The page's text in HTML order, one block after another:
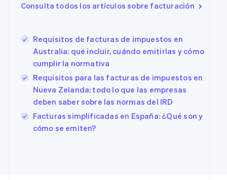
Consulta todos los artículos sobre facturación
Requisitos de facturas de impuestos en
Australia: qué incluir, cuándo emitirlas y cómo
cumplir la normativa
Requisitos para las facturas de impuestos en
Nueva Zelanda: todo lo que las empresas
deben saber sobre las normas del IRD
Facturas simplificadas en España: ¿Qué son y
cómo se emiten?
Eslovenia
EspañolEnglish
Estados Unidos
English Español 简体中文
Estonia
English
Finlandia
English Svenska
FrançaisEnglish
Gibraltar